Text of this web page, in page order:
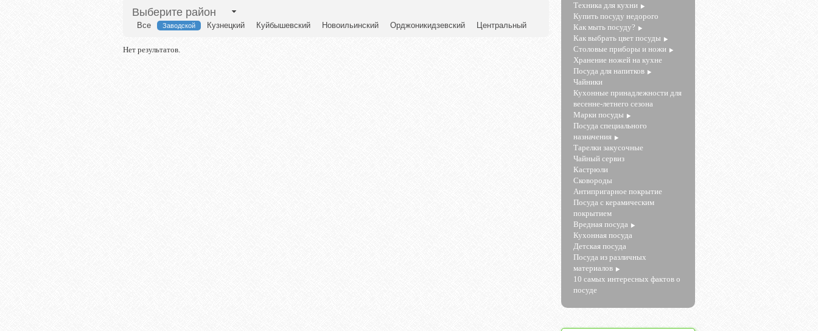
Выберите район
Все Заводской Кузнецкий Куйбышевский Новоильинский Орджоникидзевский Центральный
Нет результатов.
Техника для кухни
Купить посуду недорого
Как мыть посуду?
Как выбрать цвет посуды
Столовые приборы и ножи
Хранение ножей на кухне
Посуда для напитков
Чайники
Кухонные принадлежности для
весенне-летнего сезона
Марки посуды
Посуда специального
назначения
Тарелки закусочные
Чайный сервиз
Кастрюли
Сковороды
Антипригарное покрытие
Посуда с керамическим
покрытием
Вредная посуда
Кухонная посуда
Детская посуда
Посуда из различных
материалов
10 самых интересных фактов о
посуде